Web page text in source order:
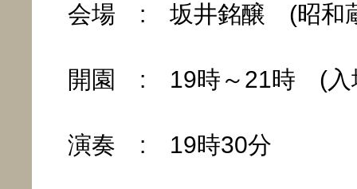
会場 : 坂井銘醸 (昭和
開園 : 19時～21時 (入
演奏 : 19時30分